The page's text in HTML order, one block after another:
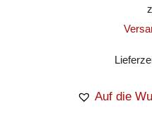
Auf die